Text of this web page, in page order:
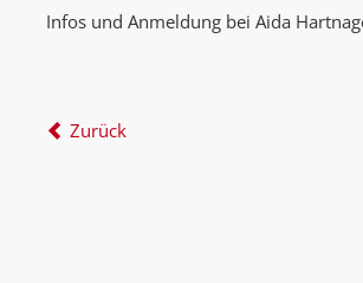
Infos und Anmeldung bei Aida
Zurück